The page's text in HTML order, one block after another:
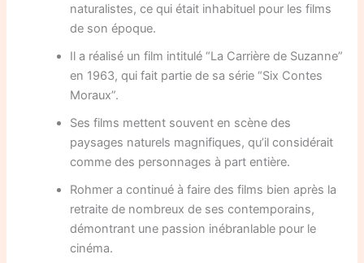
naturalistes, ce qui était inhabituel pour les films
de son époque.
Il a réalisé un film intitulé “La Carrière de Suzanne”
en 1963, qui fait partie de sa série “Six Contes
Moraux”.
Ses films mettent souvent en scène des
paysages naturels magnifiques, qu’il considérait
comme des personnages à part entière.
Rohmer a continué à faire des films bien après la
retraite de nombreux de ses contemporains,
démontrant une passion inébranlable pour le
cinéma.